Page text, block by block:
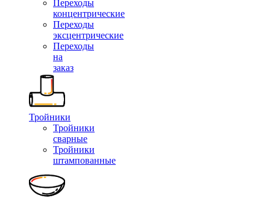
Переходы
концентрические
Переходы
эксцентрические
Переходы
на
заказ
Тройники
Тройники
сварные
Тройники
штампованные